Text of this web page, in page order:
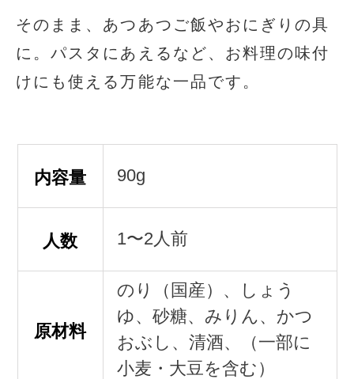
そのまま、あつあつご飯やおにぎりの具
に。パスタにあえるなど、お料理の味付
けにも使える万能な一品です。
内容量 90g
人数 1〜2人前
原材料
のり（国産）、しょう
ゆ、砂糖、みりん、かつ
おぶし、清酒、（一部に
小麦・大豆を含む）